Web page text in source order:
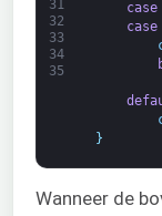
31
32
33
34
35
case
case
}
Wanneer de